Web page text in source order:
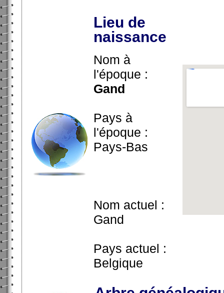
Lieu de
naissance
Nom à
l'époque :
Gand
Pays à
l'époque :
Pays-Bas
Nom actuel :
Gand
Pays actuel :
Belgique